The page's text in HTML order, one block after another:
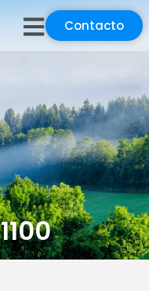
Contacto